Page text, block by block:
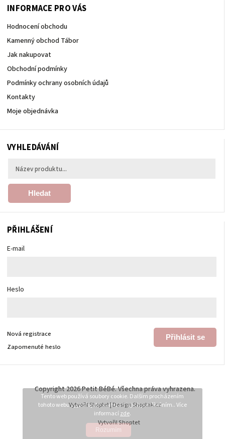
Tento web používá soubory cookie. Dalším procházením
tohoto webu vyjadřujete souhlas s jejich používáním.. Více
informacízde.
Rozumím
INFORMACE PRO VÁS
Hodnocení obchodu
Kamenný obchod Tábor
Jak nakupovat
Obchodní podmínky
Podmínky ochrany osobních údajů
Kontakty
Moje objednávka
VYHLEDÁVÁNÍ
Hledat
PŘIHLÁŠENÍ
E-mail
Heslo
Přihlásit se
Nová registrace
Zapomenuté heslo
Vytvořil Shoptet
Copyright 2026Petit BéBé. Všechna práva vyhrazena.
VytvořilShoptet| DesignShoptak.cz